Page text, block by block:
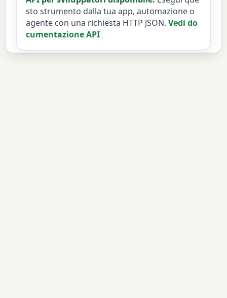
sto strumento dalla tua app, automazione o
agente con una richiesta HTTP JSON. Vedi do
cumentazione API